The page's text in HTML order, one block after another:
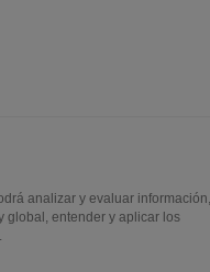
analizar y evaluar información,
global, entender y aplicar los